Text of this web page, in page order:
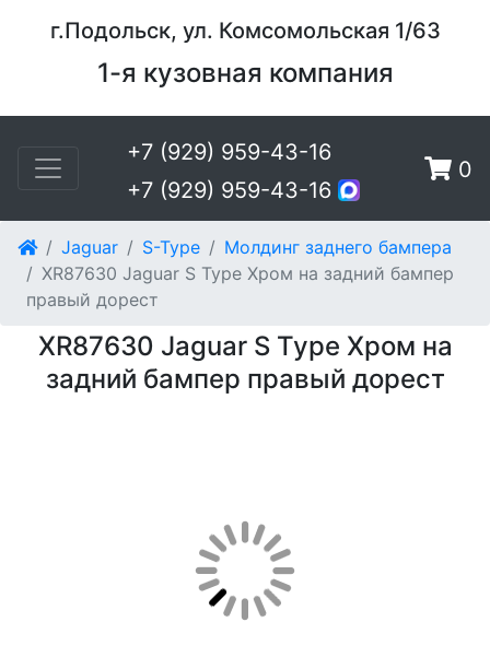
г.Подольск, ул. Комсомольская 1/63
1-я кузовная компания
+7 (929) 959-43-16
+7 (929) 959-43-16
0
Jaguar S-Type
Молдинг заднего бампера
XR87630 Jaguar S Type Хром на задний бампер
правый дорест
XR87630 Jaguar S Type Хром на
задний бампер правый дорест